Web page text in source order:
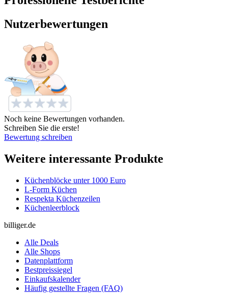
Nutzerbewertungen
Noch keine Bewertungen vorhanden.
Schreiben Sie die erste!
Bewertung schreiben
Weitere interessante Produkte
Küchenblöcke unter 1000 Euro
L-Form Küchen
Respekta Küchenzeilen
Küchenleerblock
billiger.de
Alle Deals
Alle Shops
Datenplattform
Bestpreissiegel
Einkaufskalender
Häufig gestellte Fragen (FAQ)